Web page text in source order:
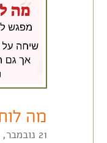
מה
21 נובמבר, 2024